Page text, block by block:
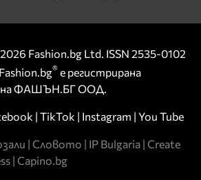
Fashion.bg Ltd. ISSN 2535-0102
® е регистрирана
на ФАШЪН.БГ ООД.
| TikTok | Instagram | You Tube
| Словото | IP Bulgaria | Create
| Capino.bg